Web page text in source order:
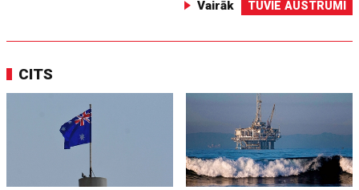
Vairāk TUVIE AUSTRUMI
CITS